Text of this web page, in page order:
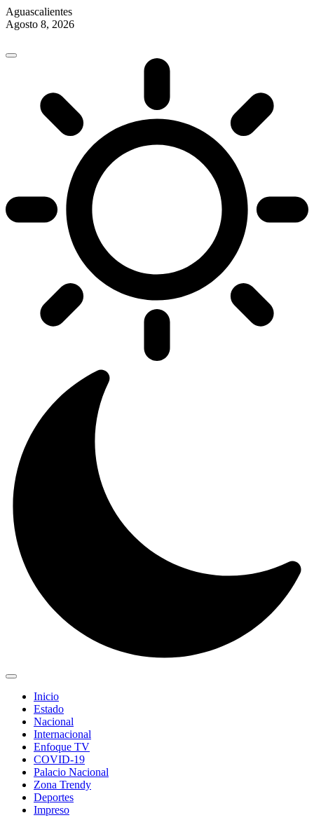
Aguascalientes
Agosto 8, 2026
content
Inicio
Estado
Nacional
Internacional
Enfoque TV
COVID-19
Palacio Nacional
Zona Trendy
Deportes
Impreso